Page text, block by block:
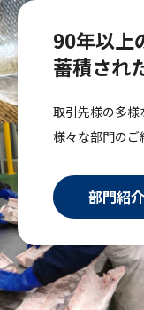
90年以上
蓄積され
取引先様の多様
様々な部門のご
部門紹